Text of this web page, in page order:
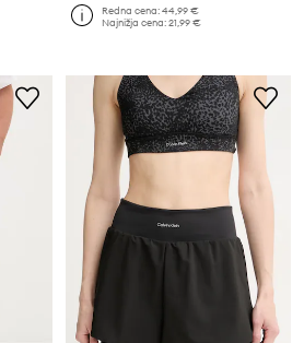
Redna cena:44,99 €
Najnižja cena:21,99 €